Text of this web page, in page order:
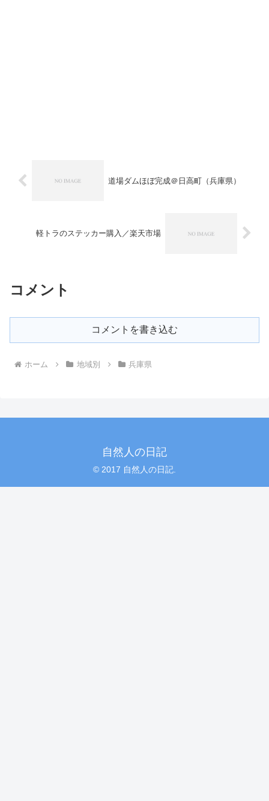
道場ダムほぼ完成＠日高町（兵庫県）
軽トラのステッカー購入／楽天市場
コメント
コメントを書き込む
ホーム 地域別 兵庫県
自然人の日記
© 2017 自然人の日記.